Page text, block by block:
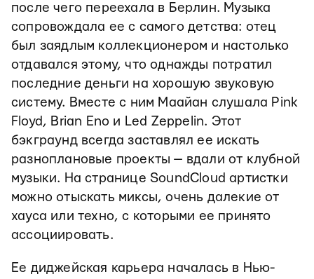
после чего переехала в Берлин. Музыка
сопровождала ее с самого детства: отец
был заядлым коллекционером и настолько
отдавался этому, что однажды потратил
последние деньги на хорошую звуковую
систему. Вместе с ним Маайан слушала Pink
Floyd, Brian Eno и Led Zeppelin. Этот
бэкграунд всегда заставлял ее искать
разноплановые проекты — вдали от клубной
музыки. На странице SoundCloud артистки
можно отыскать миксы, очень далекие от
хауса или техно, с которыми ее принято
ассоциировать.
Ее диджейская карьера началась в Нью-